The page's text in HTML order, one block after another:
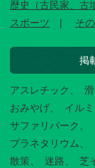
歴史（古民家、古
スポーツ
そ
掲
アスレチック
おみやげ
イル
サファリパーク
プラネタリウム
散策
迷路 芝